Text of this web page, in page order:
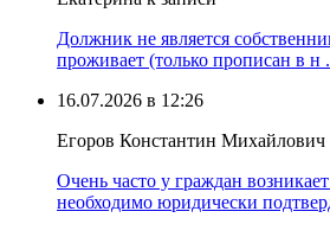
Должник не является
проживает (только прописан в н
16.07.2026 в 12:26
Егоров Константин Михайлович
Очень часто у граждан
необходимо юридически